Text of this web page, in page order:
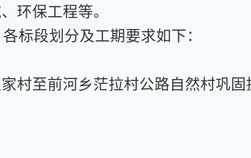
环保工程等。
标段划分及工期要求如下：
村至前河乡茫拉村公路自然村巩